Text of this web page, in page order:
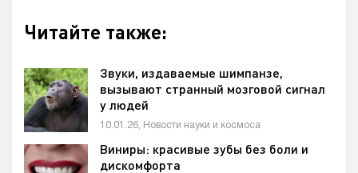
Читайте также:
Звуки, издаваемые шимпанзе,
вызывают странный мозговой сигнал
у людей
10.01.26, Новости науки и космоса
Виниры: красивые зубы без боли и
дискомфорта